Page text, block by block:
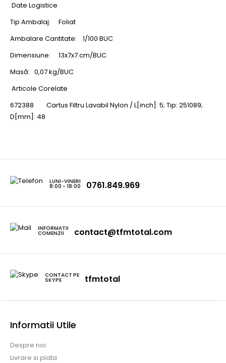
Date Logistice
Tip Ambalaj:
Foliat
Ambalare Cantitate:
1/100 BUC
Dimensiune:
13x7x7 cm/BUC
Masă: 0,07 kg/BUC
Articole Corelate
672388
Cartus Filtru Lavabil Nylon / L[inch]: 5; Tip: 251089;
D[mm]: 48
LUNI-VINERI
8:00 - 18:00 0761.849.969
INFORMATII
COMENZII contact@tfmtotal.com
CONTACT PE
SKYPE tfmtotal
Informatii Utile
Despre noi
Livrare si plata